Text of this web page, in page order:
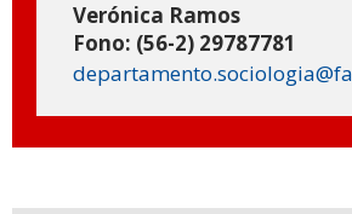
Verónica Ramos
Fono: (56-2) 29787781